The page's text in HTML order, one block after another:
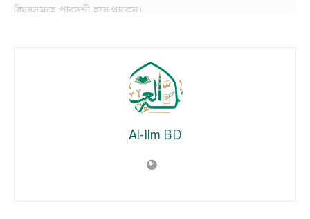
বিষয়সমূহে পারদর্শী হয়ে থাকেন।
Al-Ilm BD